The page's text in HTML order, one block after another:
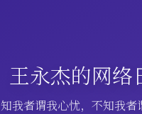
王永杰的网络
知我者谓我心忧，不知我者